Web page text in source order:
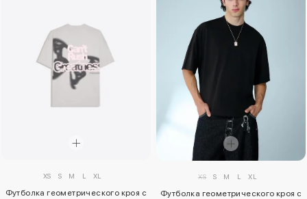
XS S M L XL
Футболка геометрического кроя с
XS S M L XL
Футболка геометрического кроя с